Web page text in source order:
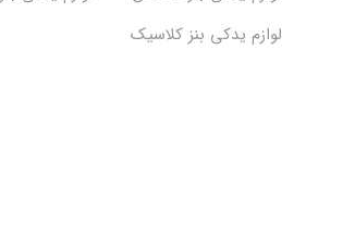
لوازم یدکی بنز کلاسیک